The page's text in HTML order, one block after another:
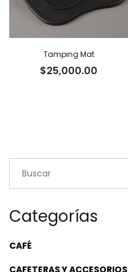
Tamping Mat
$25,000.00
Categorías
CAFÉ
CAFETERAS Y ACCESORIOS